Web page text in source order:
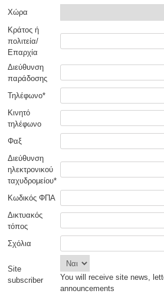
Χώρα
Κράτος ή
πολιτεία/
Επαρχία
Διεύθυνση
παράδοσης
Τηλέφωνο*
Κινητό
τηλέφωνο
Φαξ
Διεύθυνση
ηλεκτρονικού
ταχυδρομείου*
Κωδικός ΦΠΑ
Δικτυακός
τόπος
Σχόλια
Site
subscriber
You will receive site news,
announcements